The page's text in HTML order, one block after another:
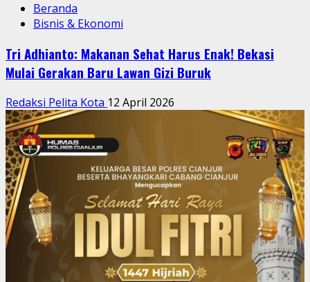
Beranda
Bisnis & Ekonomi
Tri Adhianto: Makanan Sehat Harus Enak! Bekasi
Mulai Gerakan Baru Lawan Gizi Buruk
Redaksi Pelita Kota 12 April 2026